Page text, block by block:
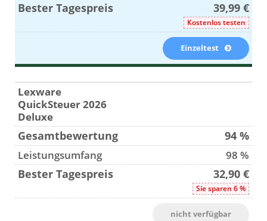
39,99 €
Kostenlos testen
Einzeltest
Lexware
QuickSteuer 2026
Deluxe
94 %
98 %
32,90 €
Sie sparen 6 %
nicht verfügbar